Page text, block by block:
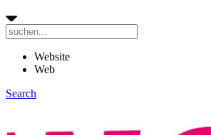
Website
Web
Search